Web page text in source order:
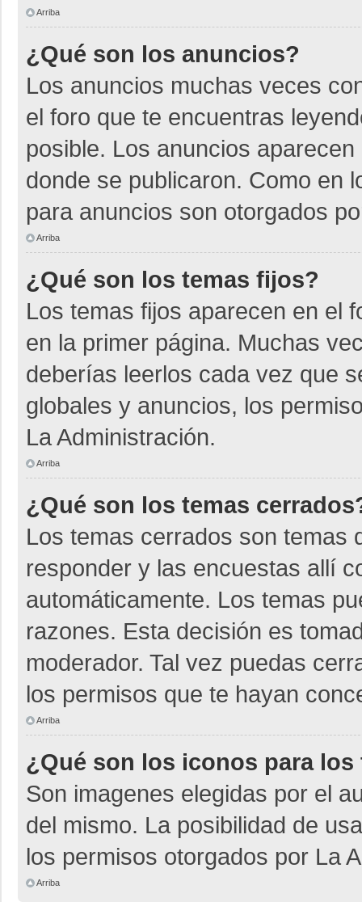
Arriba
¿Qué son los anuncios?
Los anuncios muchas veces
el foro que te encuentras
posible. Los anuncios
donde se publicaron. Como en
para anuncios son otorgados
Arriba
¿Qué son los temas fijos?
Los temas fijos aparecen en el
en la primer página. Muchas
deberías leerlos cada vez que
globales y anuncios, los
La Administración.
Arriba
¿Qué son los temas
Los temas cerrados son temas
responder y las encuestas allí
automáticamente. Los temas
razones. Esta decisión es
moderador. Tal vez puedas
los permisos que te hayan
Arriba
¿Qué son los iconos para los
Son imagenes elegidas por el
del mismo. La posibilidad de
los permisos otorgados por La
Arriba